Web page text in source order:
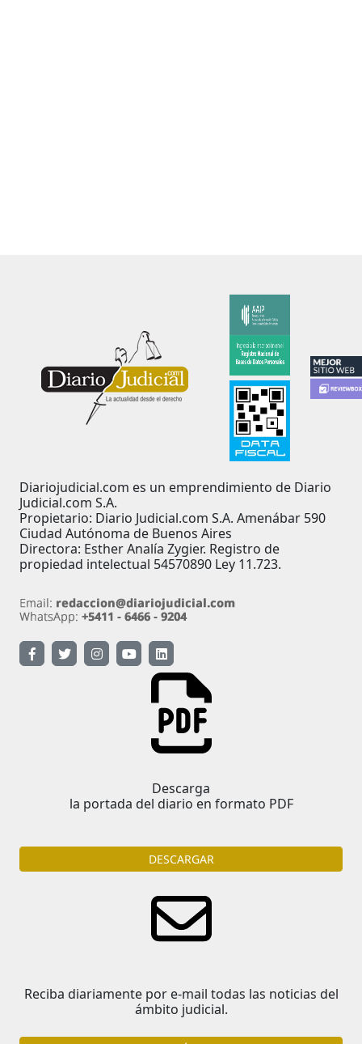
Diariojudicial.com es un emprendimiento de Diario
Judicial.com S.A.
Propietario: Diario Judicial.com S.A. Amenábar 590
Ciudad Autónoma de Buenos Aires
Directora: Esther Analía Zygier. Registro de
propiedad intelectual 54570890 Ley 11.723.
Descarga
la portada del diario en formato PDF
DESCARGAR
Reciba diariamente por e-mail todas las noticias del
ámbito judicial.